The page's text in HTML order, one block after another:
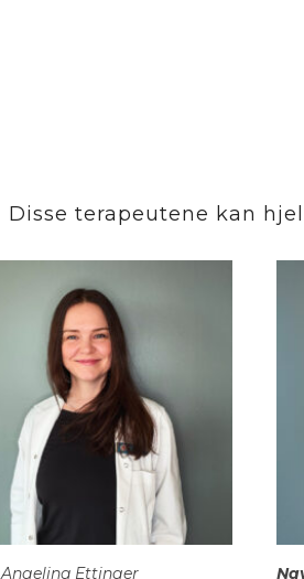
Disse terapeutene kan
Ettinger